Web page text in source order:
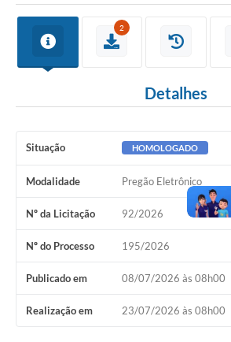
Conselhos Municipais
Concursos
Ouvidoria
Contas Públicas
Transparência
Audiências Públicas
Editais
Links
2
Detalhes
Situação HOMOLOGADO
Modalidade Pregão Eletrônico
Nº da Licitação 92/2026
Nº do Processo 195/2026
Publicado em 08/07/2026 às 08h00
Realização em 23/07/2026 às 08h00